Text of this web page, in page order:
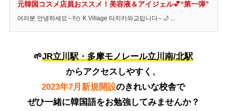
元韓国コスメ店員おススメ！美容液＆アイジェル💕“第一弾”
여러분 안녕하세요∼!!⛄ K Village 타치카와교입니다∼🌙 ...
🌱JR立川駅・多摩モノレール立川南/北駅
からアクセスしやすく、
2023年7月新規開設のきれいな校舎で
ぜひ一緒に韓国語をお勉強してみませんか？